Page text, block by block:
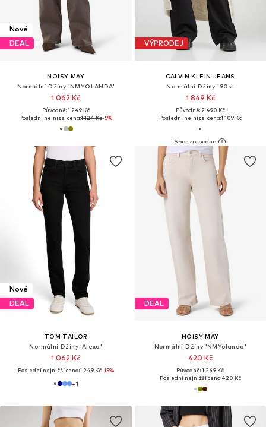
Nové
DEAL
NOISY MAY
Normální Džíny 'NMYOLANDA'
1 062 Kč
Původně: 1 249 Kč
Poslední nejnižší cena:1 124 Kč-5%
VÝPRODEJ
CALVIN KLEIN JEANS
Normální Džíny '90s'
1 849 Kč
Původně: 2 490 Kč
Poslední nejnižší cena:1 109 Kč
Nové
DEAL
TOM TAILOR
Normální Džíny 'Alexa'
1 062 Kč
Poslední nejnižší cena:1 249 Kč-15%
+1
DEAL
NOISY MAY
Normální Džíny 'NMYolanda'
420 Kč
Původně: 1 249 Kč
Poslední nejnižší cena:420 Kč